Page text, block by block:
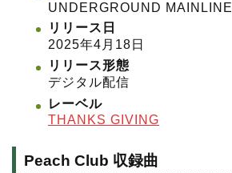
UNDERGROUND MAINLINE
リリース日
2025年4月18日
リリース形態
デジタル配信
レーベル
THANKS GIVING
Peach Club 収録曲